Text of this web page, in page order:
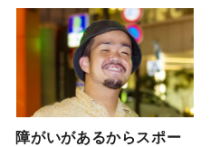
障がいがあるからスポー